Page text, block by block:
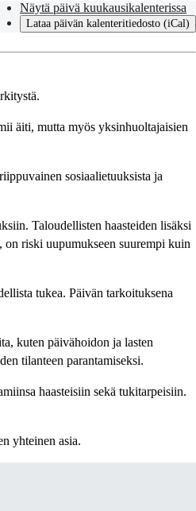
Näytä päivä kuukausikalenterissa
Lataa päivän kalenteritiedosto (iCal)
äiti, mutta myös yksinhuoltajaisien
sosiaalietuuksista ja
Taloudellisten haasteiden lisäksi
on riski uupumukseen suurempi kuin
tukea. Päivän tarkoituksena
kuten päivähoidon ja lasten
tilanteen parantamiseksi.
haasteisiin sekä tukitarpeisiin.
yhteinen asia.